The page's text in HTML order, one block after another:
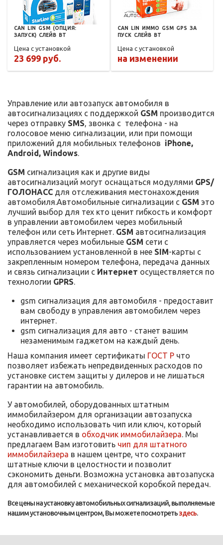
CAN LIN GSM (ОПЦИЯ:
ЗАПУСК) СЛЕЙВ BT
Цена с установкой
23 699 руб.
CAN LIN ИММО GSM GPS ЗА
ПУСК СЛЕЙВ BT
Цена с установкой
на изменении
Управление или автозапуск автомобиля в
автосигнализациях с поддержкой GSM производится
через отправку SMS, звонка с телефона - на
голосовое меню сигнализации, или при помощи
приложений для мобильных телефонов iPhone,
Android, Windows.
GSM сигнализация как и другие виды
автосигнализаций могут оснащаться модулями GPS/
ГОЛОНАСС для отслеживания местонахождения
автомобиля.Автомобильные сигнализации с GSM это
лучший выбор для тех кто ценит гибкость и комфорт
в управлении автомобилем через мобильный
телефон или сеть Интернет. GSM автосигнализация
управляется через мобильные GSM сети с
использованием установленной в нее SIM-карты с
закрепленным номером телефона, передача данных
и связь сигнализации с Интернет осуществляется по
технологии GPRS.
gsm сигнализация для автомобиля - предоставит
вам свободу в управления автомобилем через
интернет.
gsm сигнализация для авто - станет вашим
незаменимым гаджетом на каждый день.
Наша компания имеет сертификаты ГОСТ Р что
позволяет избежать непредвиденных расходов по
установке систем защиты у дилеров и не лишаться
гарантии на автомобиль.
У автомобилей, оборудованных штатным
иммобилайзером для организации автозапуска
необходимо использовать чип или ключ, который
устанавливается в обходчик иммобилайзера. Мы
предлагаем Вам изготовить чип для штатного
иммобилайзера в нашем центре, что сохранит
штатные ключи в целостности и позволит
сэкономить деньги. Возможна установка автозапуска
для автомобилей с механической коробкой передач.
Все цены на установку автомобильных сигнализаций, выполняемые
нашим установочным центром, Вы можете посмотретьздесь.